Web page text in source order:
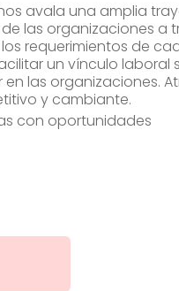
avala una amplia
las organizaciones a
requerimientos de
un vínculo laboral
las organizaciones.
y cambiante.
con oportunidades